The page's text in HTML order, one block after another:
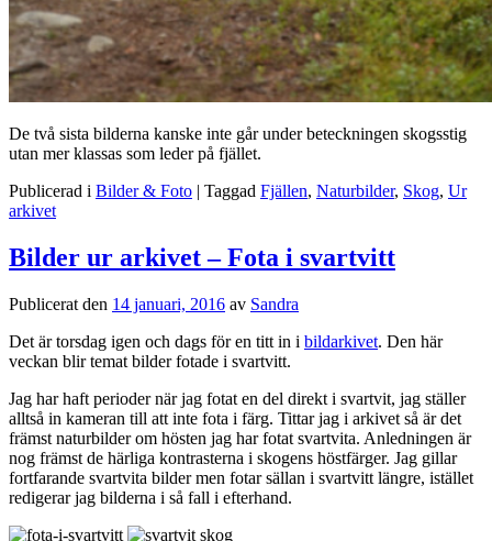
De två sista bilderna kanske inte går under beteckningen skogsstig
utan mer klassas som leder på fjället.
Publicerad i Bilder & Foto | Taggad Fjällen, Naturbilder, Skog, Ur
arkivet
Bilder ur arkivet – Fota i svartvitt
Publicerat den 14 januari, 2016 av Sandra
Det är torsdag igen och dags för en titt in i bildarkivet. Den här
veckan blir temat bilder fotade i svartvitt.
Jag har haft perioder när jag fotat en del direkt i svartvit, jag ställer
alltså in kameran till att inte fota i färg. Tittar jag i arkivet så är det
främst naturbilder om hösten jag har fotat svartvita. Anledningen är
nog främst de härliga kontrasterna i skogens höstfärger. Jag gillar
fortfarande svartvita bilder men fotar sällan i svartvitt längre, istället
redigerar jag bilderna i så fall i efterhand.